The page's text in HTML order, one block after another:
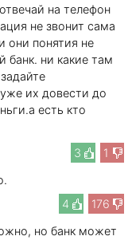
на телефон
не звонит сама
они понятия не
ни какие там
их довести до
есть кто
3
1
4
176
но банк может